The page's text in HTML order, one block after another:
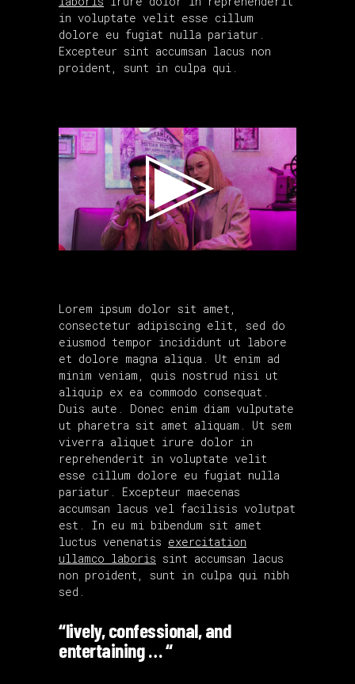
in voluptate velit esse cillum
dolore eu fugiat nulla pariatur.
Excepteur sint accumsan lacus non
proident, sunt in culpa qui.
Lorem ipsum dolor sit amet,
consectetur adipiscing elit, sed do
eiusmod tempor incididunt ut labore
et dolore magna aliqua. Ut enim ad
minim veniam, quis nostrud nisi ut
aliquip ex ea commodo consequat.
Duis aute. Donec enim diam vulputate
ut pharetra sit amet aliquam. Ut sem
viverra aliquet irure dolor in
reprehenderit in voluptate velit
esse cillum dolore eu fugiat nulla
pariatur. Excepteur maecenas
accumsan lacus vel facilisis volutpat
est. In eu mi bibendum sit amet
luctus venenatis exercitation
ullamco laboris sint accumsan lacus
non proident, sunt in culpa qui nibh
sed.
“lively, confessional, and
entertaining … “